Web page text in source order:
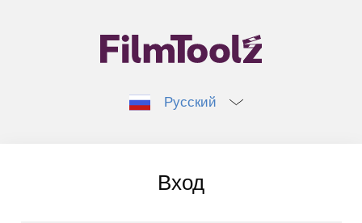
Русский
Вход